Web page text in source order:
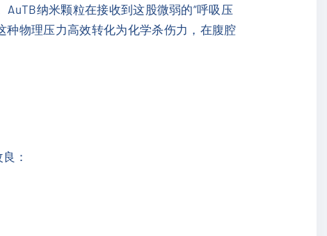
纳米颗粒在接收到这股微弱的“呼吸压
种物理压力高效转化为化学杀伤力，在腹腔
：